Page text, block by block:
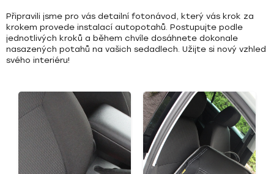
Připravili jsme pro vás detailní fotonávod, který vás krok za
krokem provede instalací autopotahů. Postupujte podle
jednotlivých kroků a během chvíle dosáhnete dokonale
nasazených potahů na vašich sedadlech. Užijte si nový vzhled
svého interiéru!